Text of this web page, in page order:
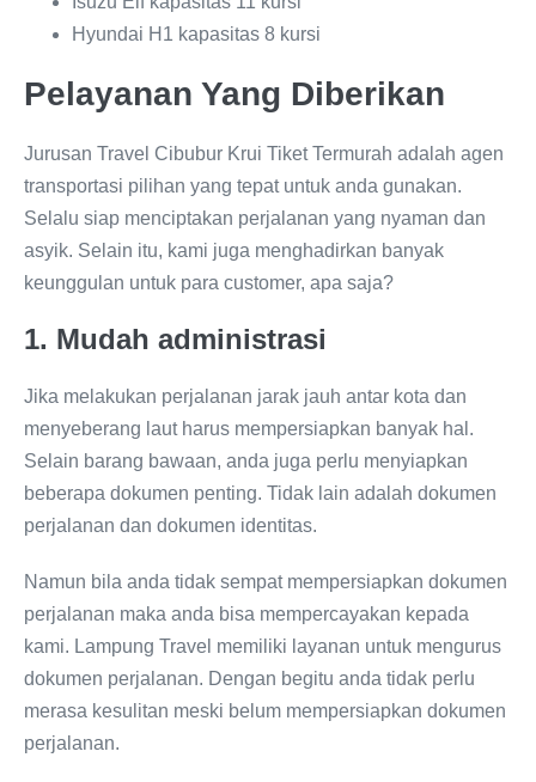
Hyundai H1 kapasitas 8 kursi
Pelayanan Yang Diberikan
Jurusan Travel Cibubur Krui Tiket Termurah adalah agen
transportasi pilihan yang tepat untuk anda gunakan.
Selalu siap menciptakan perjalanan yang nyaman dan
asyik. Selain itu, kami juga menghadirkan banyak
keunggulan untuk para customer, apa saja?
1. Mudah administrasi
Jika melakukan perjalanan jarak jauh antar kota dan
menyeberang laut harus mempersiapkan banyak hal.
Selain barang bawaan, anda juga perlu menyiapkan
beberapa dokumen penting. Tidak lain adalah dokumen
perjalanan dan dokumen identitas.
Namun bila anda tidak sempat mempersiapkan dokumen
perjalanan maka anda bisa mempercayakan kepada
kami. Lampung Travel memiliki layanan untuk mengurus
dokumen perjalanan. Dengan begitu anda tidak perlu
merasa kesulitan meski belum mempersiapkan dokumen
perjalanan.